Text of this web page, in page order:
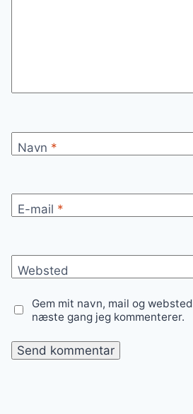
Navn *
E-mail *
Websted
Gem mit navn, mail og
næste gang jeg kommenterer.